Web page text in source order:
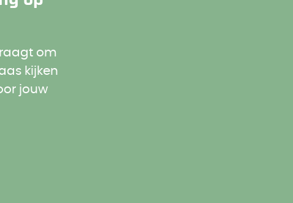
om
kijken
jouw